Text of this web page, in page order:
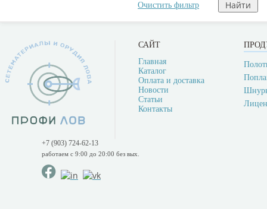
Очистить фильтр
САЙТ
Главная
Каталог
Оплата и доставка
Новости
Статьи
Контакты
+7 (903) 724-62-13
работаем с 9:00 до 20:00 без вых.